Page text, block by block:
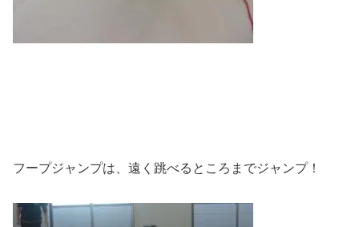
フープジャンプは、遠く跳べるところまでジャンプ！